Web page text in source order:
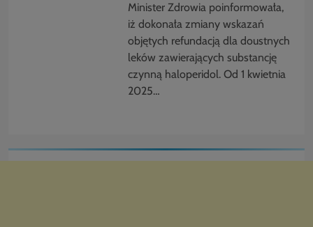
Minister Zdrowia poinformowała,
iż dokonała zmiany wskazań
objętych refundacją dla doustnych
leków zawierających substancję
czynną haloperidol. Od 1 kwietnia
2025…